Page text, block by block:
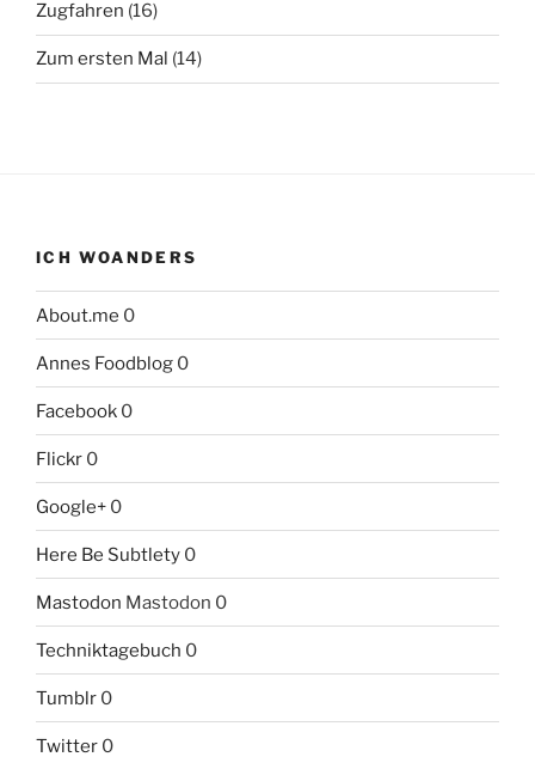
Zugfahren (16)
Zum ersten Mal (14)
ICH WOANDERS
About.me 0
Annes Foodblog 0
Facebook 0
Flickr 0
Google+ 0
Here Be Subtlety 0
Mastodon Mastodon 0
Techniktagebuch 0
Tumblr 0
Twitter 0